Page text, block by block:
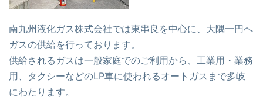
南九州液化ガス株式会社では東串良を中心に、大隅一円へ
ガスの供給を行っております。
供給されるガスは一般家庭でのご利用から、工業用・業務
用、タクシーなどのLP車に使われるオートガスまで多岐
にわたります。